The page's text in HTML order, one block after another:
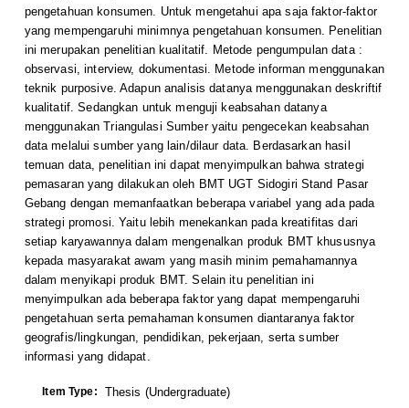
pengetahuan konsumen. Untuk mengetahui apa saja faktor-faktor
yang mempengaruhi minimnya pengetahuan konsumen. Penelitian
ini merupakan penelitian kualitatif. Metode pengumpulan data :
observasi, interview, dokumentasi. Metode informan menggunakan
teknik purposive. Adapun analisis datanya menggunakan deskriftif
kualitatif. Sedangkan untuk menguji keabsahan datanya
menggunakan Triangulasi Sumber yaitu pengecekan keabsahan
data melalui sumber yang lain/dilaur data. Berdasarkan hasil
temuan data, penelitian ini dapat menyimpulkan bahwa strategi
pemasaran yang dilakukan oleh BMT UGT Sidogiri Stand Pasar
Gebang dengan memanfaatkan beberapa variabel yang ada pada
strategi promosi. Yaitu lebih menekankan pada kreatifitas dari
setiap karyawannya dalam mengenalkan produk BMT khususnya
kepada masyarakat awam yang masih minim pemahamannya
dalam menyikapi produk BMT. Selain itu penelitian ini
menyimpulkan ada beberapa faktor yang dapat mempengaruhi
pengetahuan serta pemahaman konsumen diantaranya faktor
geografis/lingkungan, pendidikan, pekerjaan, serta sumber
informasi yang didapat.
Item Type: Thesis (Undergraduate)